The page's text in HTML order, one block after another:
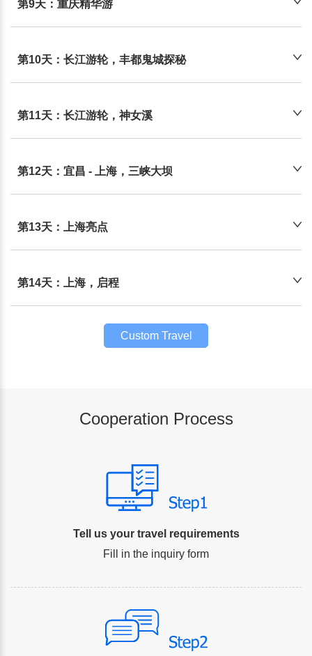
第9天：重庆精华游
第10天：长江游轮，丰都鬼城探秘
第11天：长江游轮，神女溪
第12天：宜昌 - 上海，三峡大坝
第13天：上海亮点
第14天：上海，启程
Custom Travel
Cooperation Process
Tell us your travel requirements
Fill in the inquiry form